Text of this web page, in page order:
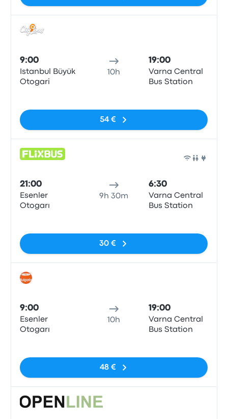
9:00
Istanbul Büyük
Otogari
10h
19:00
Varna Central
Bus Station
54 €
21:00
Esenler
Otogarı
9h 30m
6:30
Varna Central
Bus Station
30 €
9:00
Esenler
Otogarı
10h
19:00
Varna Central
Bus Station
48 €